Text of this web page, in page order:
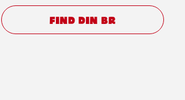
FIND DIN BR